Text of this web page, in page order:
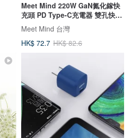
Meet Mind 220W GaN氮化鎵快
充頭 PD Type-C充電器 雙孔快速
充電
Meet Mind 台灣
HK$ 72.7 HK$ 82.6